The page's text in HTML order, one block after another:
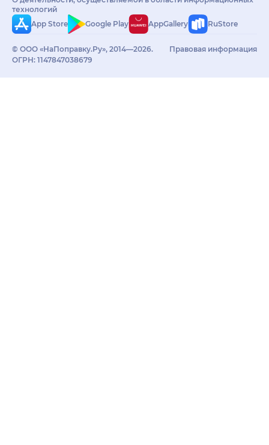
технологий
App Store
Google Play AppGallery RuStore
© ООО «НаПоправку.Ру», 2014—2026.
ОГРН: 1147847038679
Правовая информация